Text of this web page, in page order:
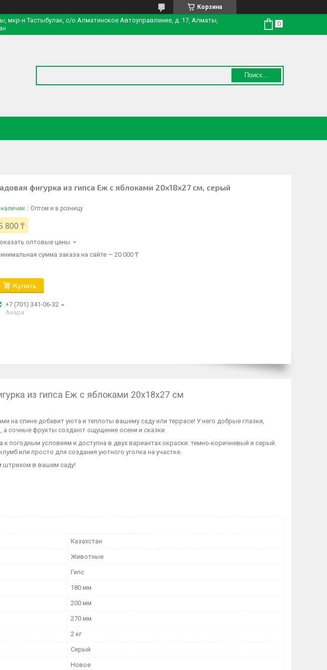
Корзина
мкр-н Тастыбулак, с/о Алматинское Автоуправление, д. 17, Алматы,
Поиск...
фигурка из гипса Еж с яблоками 20х18х27 см, серый
наличии Оптом и в розницу
800 ₸
оптовые цены
сумма заказа на сайте — 20 000 ₸
Купить
+7 (701) 341-06-32
Анара
из гипса Еж с яблоками 20х18х27 см
на спине добавит уюта и теплоты вашему саду или террасе! У него добрые глазки,
а сочные фрукты создают ощущение осени и сказки.
к погодным условиям и доступна в двух вариантах окраски: темно-коричневый и серый.
или просто для создания уютного уголка на участке.
штрихом в вашем саду!
Казахстан
Животные
Гипс
180 мм
200 мм
270 мм
2 кг
Серый
Новое